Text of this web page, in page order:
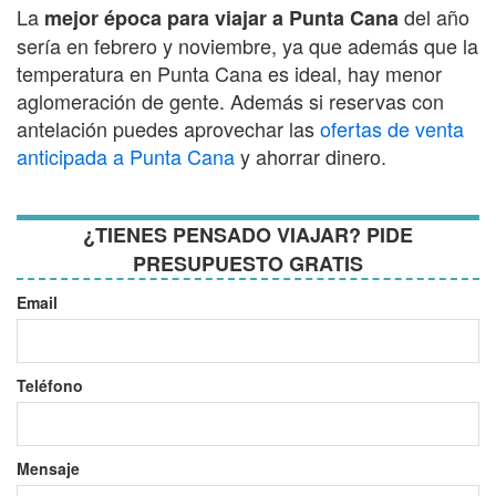
La mejor época para viajar a Punta Canadel año
sería en febrero y noviembre, ya que además que la
temperatura en Punta Cana es ideal, hay menor
aglomeración de gente. Además si reservas con
antelación puedes aprovechar lasofertas de venta
anticipada a Punta Canay ahorrar dinero.
¿TIENES PENSADO VIAJAR? PIDE
PRESUPUESTO GRATIS
Email
Teléfono
Mensaje